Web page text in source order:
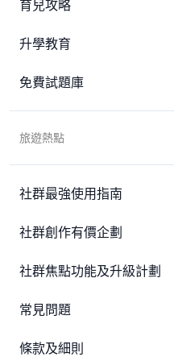
育兒攻略
升學教育
免費試題庫
旅遊熱點
社群最強使用指南
社群創作有價企劃
社群焦點功能及升級計劃
常見問題
條款及細則